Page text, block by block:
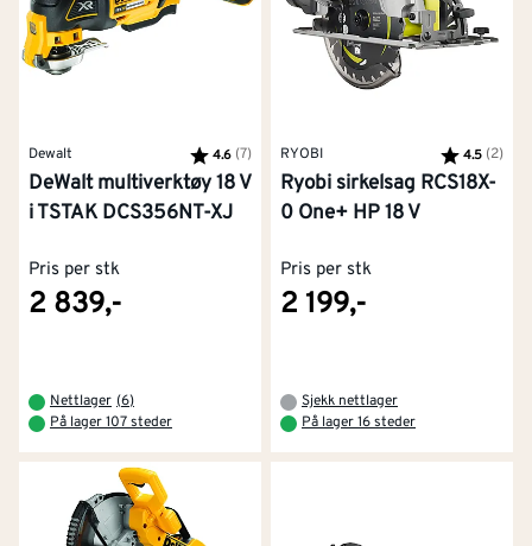
Dewalt Karakter:
4.6 (7) av 5 mulige
DeWalt multiverktøy 18 V
i TSTAK DCS356NT-XJ
Pris per stk
2 839,-
Nettlager (6)
På lager 107 steder
RYOBI Karakter:
4.5 (2)
Ryobi sirkelsag RCS18X-
0 One+ HP 18 V
Pris per stk
2 199,-
Sjekk nettlager
På lager 16 steder